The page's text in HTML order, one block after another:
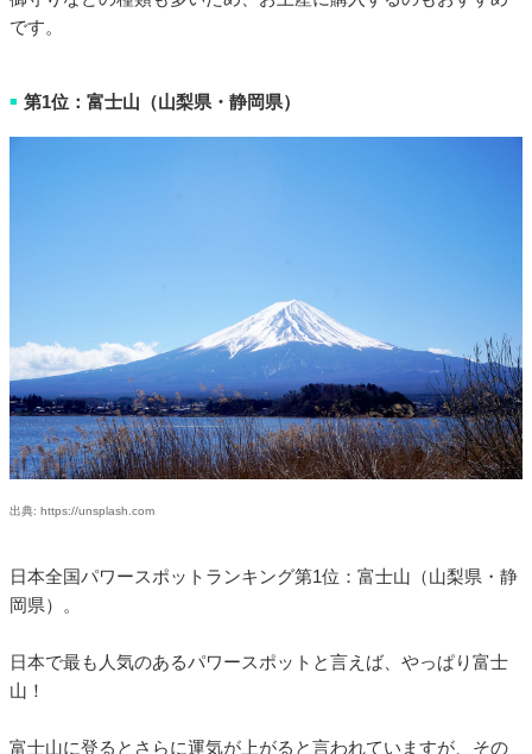
です。
■ 第1位：富士山（山梨県・静岡県）
出典: https://unsplash.com
日本全国パワースポットランキング第1位：富士山（山梨県・静
岡県）。
日本で最も人気のあるパワースポットと言えば、やっぱり富士
山！
富士山に登るとさらに運気が上がると言われていますが、その